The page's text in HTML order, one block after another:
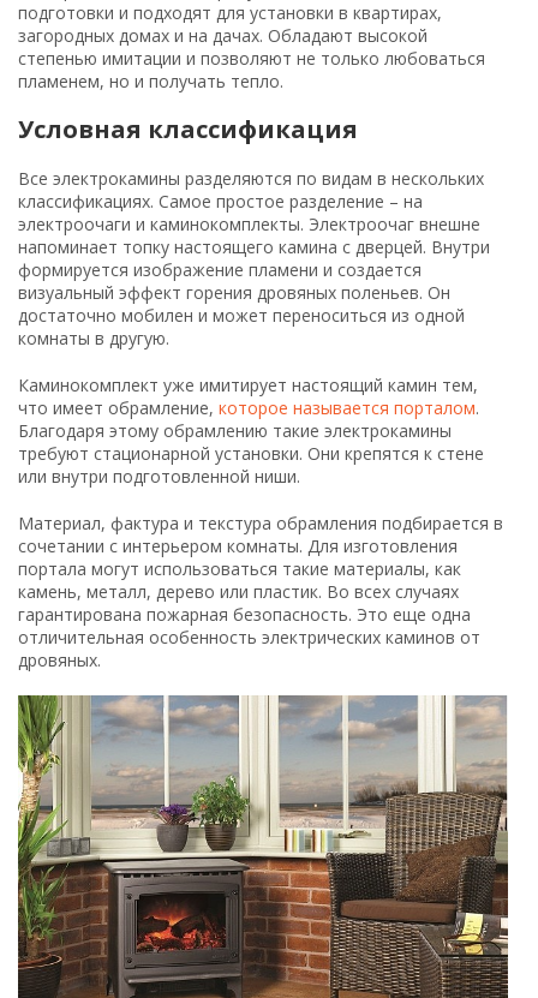
подготовки и подходят для установки в квартирах,
загородных домах и на дачах. Обладают высокой
степенью имитации и позволяют не только любоваться
пламенем, но и получать тепло.
Условная классификация
Все электрокамины разделяются по видам в нескольких
классификациях. Самое простое разделение – на
электроочаги и каминокомплекты. Электроочаг внешне
напоминает топку настоящего камина с дверцей. Внутри
формируется изображение пламени и создается
визуальный эффект горения дровяных поленьев. Он
достаточно мобилен и может переноситься из одной
комнаты в другую.
Каминокомплект уже имитирует настоящий камин тем,
что имеет обрамление, которое называется порталом.
Благодаря этому обрамлению такие электрокамины
требуют стационарной установки. Они крепятся к стене
или внутри подготовленной ниши.
Материал, фактура и текстура обрамления подбирается в
сочетании с интерьером комнаты. Для изготовления
портала могут использоваться такие материалы, как
камень, металл, дерево или пластик. Во всех случаях
гарантирована пожарная безопасность. Это еще одна
отличительная особенность электрических каминов от
дровяных.